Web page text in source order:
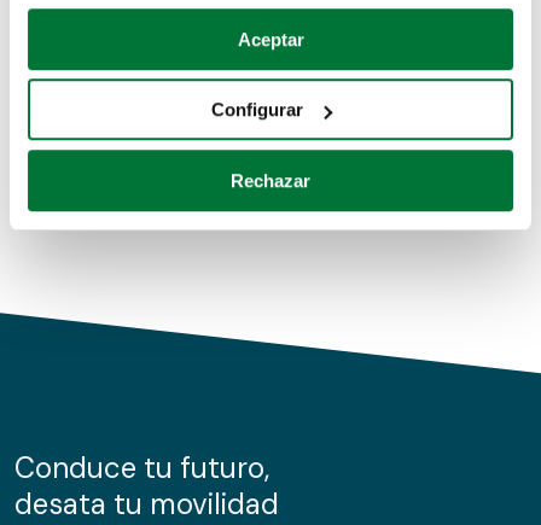
Si lo permite, también quisiéramos:
Recopilar información sobre su ubicación geográfica
Identificar su dispositivo analizándolo activamente
para buscar características específicas (huellas
Obtenga más información sobre cómo se procesan sus
de cookies.
información sobre el uso que haga del sitio web con
nuestros partners de redes sociales, publicidad y análisis
Aceptar
Configurar
Rechazar
Coches de segunda mano
Coches de km0
Conduce tu futuro,
desata tu movilidad